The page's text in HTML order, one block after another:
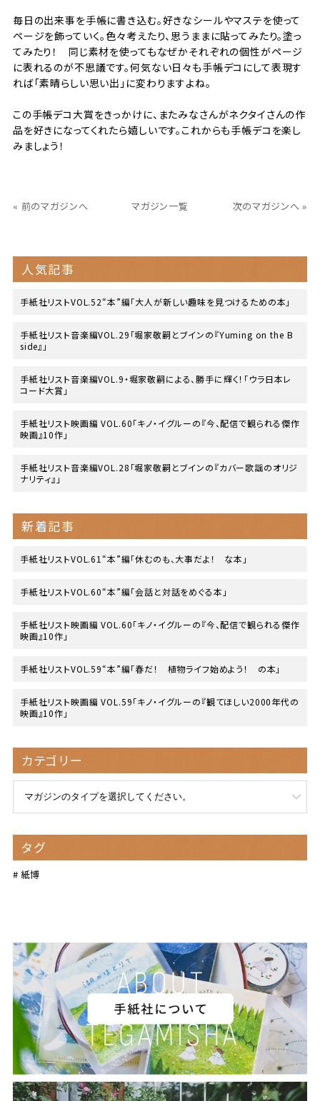
毎日の出来事を手帳に書き込む。好きなシールやマステを使って
ページを飾っていく。色々考えたり、思うままに貼ってみたり。塗っ
てみたり！ 同じ素材を使ってもなぜかそれぞれの個性がページ
に表れるのが不思議です。何気ない日々も手帳デコにして表現す
れば「素晴らしい思い出」に変わりますよね。
この手帳デコ大賞をきっかけに、またみなさんがネクタイさんの作
品を好きになってくれたら嬉しいです。これからも手帳デコを楽し
みましょう！
« 前のマガジンへ マガジン一覧 次のマガジンへ »
人気記事
手紙社リストVOL.52“本”編「大人が新しい趣味を見つけるための本」
手紙社リスト音楽編VOL.29「堀家敬嗣とブインの『Yuming on the B
side』」
手紙社リスト音楽編VOL.9・堀家敬嗣による、勝手に輝く！「ウラ日本レ
コード大賞」
手紙社リスト映画編 VOL.60「キノ・イグルーの『今、配信で観られる傑作
映画』10作」
手紙社リスト音楽編VOL.28「堀家敬嗣とブインの『カバー歌謡のオリジ
ナリティ』」
新着記事
手紙社リストVOL.61“本”編「休むのも、大事だよ！ な本」
手紙社リストVOL.60“本”編「会話と対話をめぐる本」
手紙社リスト映画編 VOL.60「キノ・イグルーの『今、配信で観られる傑作
映画』10作」
手紙社リストVOL.59“本”編「春だ！ 植物ライフ始めよう！ の本」
手紙社リスト映画編 VOL.59「キノ・イグルーの『観てほしい2000年代の
映画』10作」
カテゴリー
タグ
紙博